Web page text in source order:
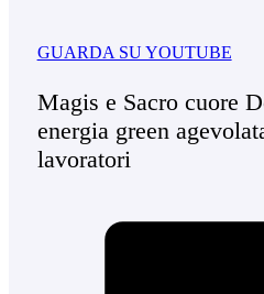
GUARDA SU YOUTUBE
Magis e Sacro cuore
energia green
lavoratori